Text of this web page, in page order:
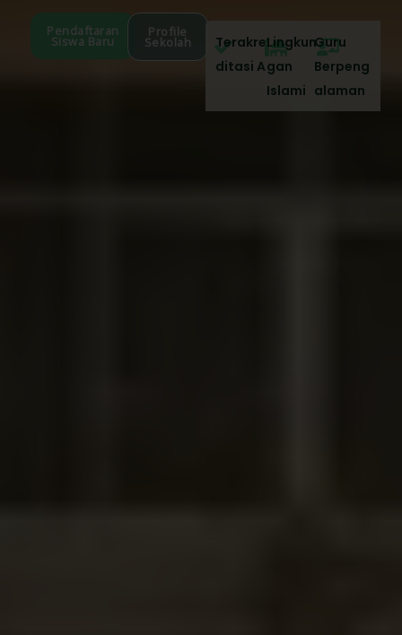
Pendaftaran
Siswa Baru
Profile
Sekolah
Terakre
ditasi A
Lingkun
gan
Islami
Guru
Berpeng
alaman